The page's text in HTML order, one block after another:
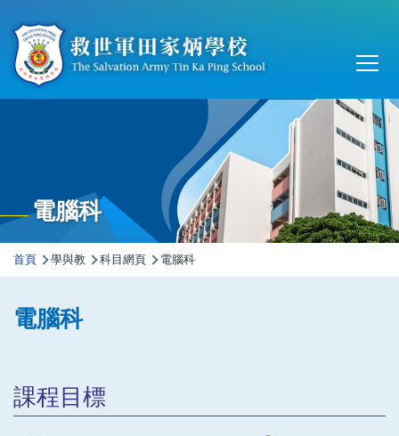
Main
電腦科
導
連
首頁 學與教 科目網頁 電腦科
電腦科
課程目標